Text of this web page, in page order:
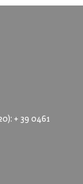
+ 39 0461